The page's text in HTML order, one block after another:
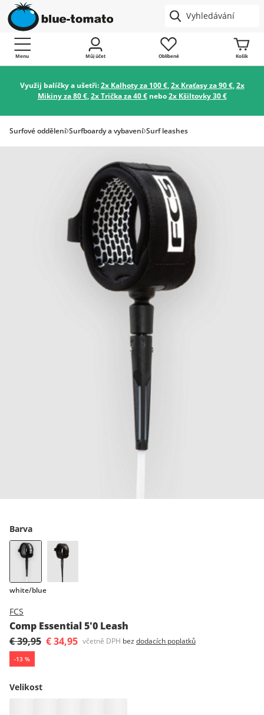
Menu Můj účet Oblíbené Košík
Využij balíčky a ušetři:2x Kalhoty za 100 €,2x Kraťasy za 90 €,2x
Mikiny za 80 €,2x Trička za 40 €nebo2x Kšiltovky 30 €
Surfové oddělení Surfboardy a vybavení Surf leashes
Barva
white/blue
FCS
Comp Essential 5'0 Leash
€ 39,95 € 34,95 včetně DPH bez dodacích poplatků
-13 %
Velikost